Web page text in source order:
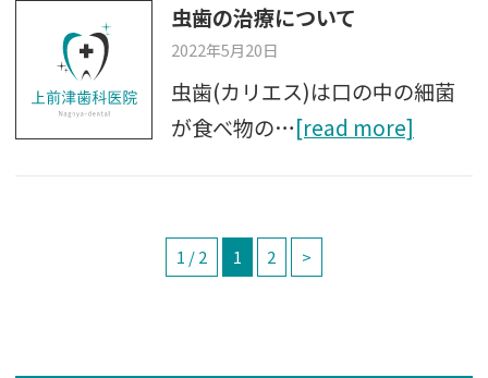
虫歯の治療について
2022年5月20日
虫歯(カリエス)は口の中の細菌
が食べ物の…[read more]
1 / 2 1 2 >